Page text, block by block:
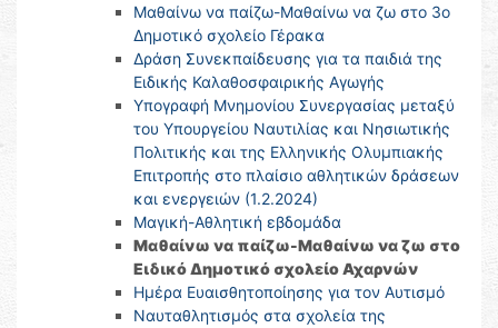
Μαθαίνω να παίζω-Μαθαίνω να ζω στο 3ο
Δημοτικό σχολείο Γέρακα
Δράση Συνεκπαίδευσης για τα παιδιά της
Ειδικής Καλαθοσφαιρικής Αγωγής
Υπογραφή Μνημονίου Συνεργασίας μεταξύ
του Υπουργείου Ναυτιλίας και Νησιωτικής
Πολιτικής και της Ελληνικής Ολυμπιακής
Επιτροπής στο πλαίσιο αθλητικών δράσεων
και ενεργειών (1.2.2024)
Μαγική-Αθλητική εβδομάδα
Μαθαίνω να παίζω-Μαθαίνω να ζω στο
Ειδικό Δημοτικό σχολείο Αχαρνών
Ημέρα Ευαισθητοποίησης για τον Αυτισμό
Nαυταθλητισμός στα σχολεία της